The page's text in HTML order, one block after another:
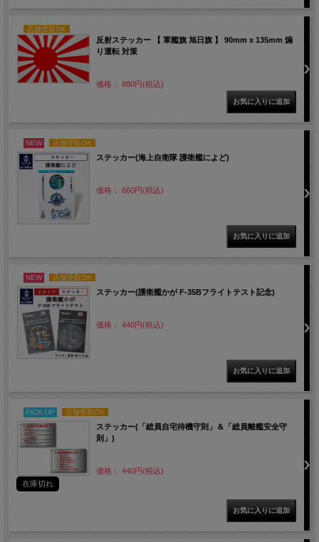
店舗受取OK
反射ステッカー 【 軍艦旗 旭日旗 】 90mm x 135mm 煽
り運転 対策
価格： 880円(税込)
NEW 店舗受取OK
ステッカー(海上自衛隊 護衛艦によど)
価格： 660円(税込)
NEW 店舗受取OK
ステッカー(護衛艦かが F-35Bフライトテスト記念)
価格： 440円(税込)
PICK UP 店舗受取OK
ステッカー(「総員自宅待機守則」＆「総員離艦安全守
則」)
価格： 440円(税込)
在庫切れ